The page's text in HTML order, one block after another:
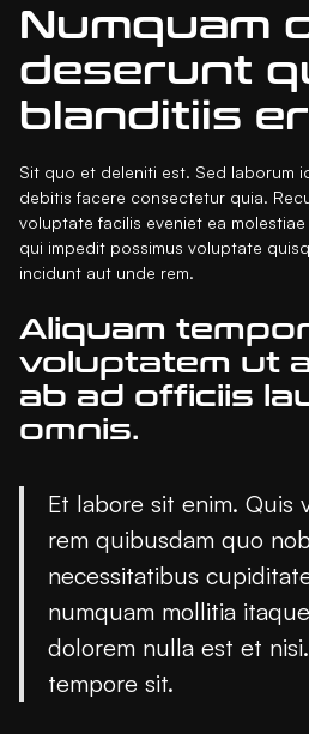
Numquam
deserunt
blanditiis
Sit quo et deleniti est. Sed laborum
debitis facere consectetur quia.
voluptate facilis eveniet ea
qui impedit possimus voluptate
incidunt aut unde rem.
Aliquam
voluptatem ut
ab ad officiis
omnis.
Et labore sit enim. Quis
rem quibusdam quo
necessitatibus
numquam mollitia
dolorem nulla est et
tempore sit.